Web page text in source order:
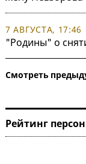
7 АВГУСТА, 17:46
"Родины" о
Смотреть